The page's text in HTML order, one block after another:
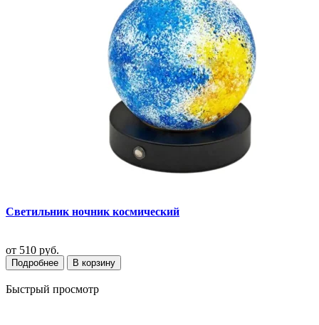
Светильник ночник космический
от 510 руб.
Подробнее В корзину
Быстрый просмотр